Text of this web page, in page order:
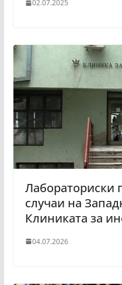
02.07.2025
Лабораториски
случаи на
Клиниката за
04.07.2026